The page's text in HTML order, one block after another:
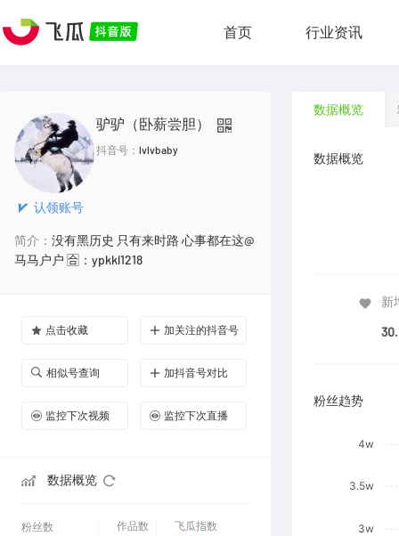
首页 行业资讯
认领账号
驴驴（卧薪尝胆）
抖音号： lvlvbaby
简介： 没有黑历史 只有来时路 心事都在这@
马马户户 🈴️：ypkkl1218
点击收藏 加关注的抖音号
相似号查询 加抖音号对比
监控下次视频 监控下次直播
数据概览
粉丝数 作品数 飞瓜指数
数据概览
数据概览
新
粉丝趋势